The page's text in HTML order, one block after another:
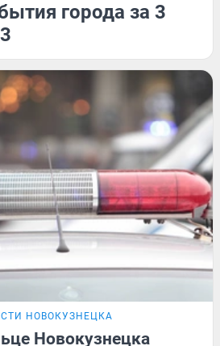
города за 3
НОВОКУЗНЕЦКА
Новокузнецка